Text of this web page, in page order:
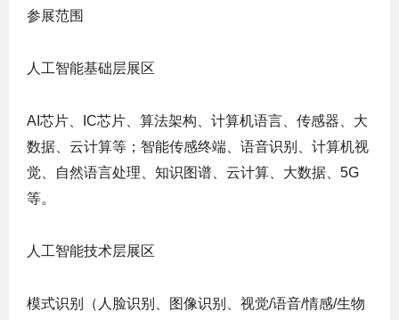
参展范围
人工智能基础层展区
AI芯片、IC芯片、算法架构、计算机语言、传感器、大
数据、云计算等；智能传感终端、语音识别、计算机视
觉、自然语言处理、知识图谱、云计算、大数据、5G
等。
人工智能技术层展区
模式识别（人脸识别、图像识别、视觉/语音/情感/生物